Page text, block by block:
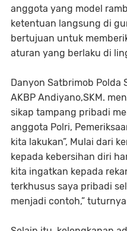
anggota yang model
ketentuan langsung di
bertujuan untuk
aturan yang berlaku di
Danyon Satbrimob Polda
AKBP Andiyano,SKM.
sikap tampang pribadi
anggota Polri,
kita lakukan”, Mulai dari
kepada kebersihan diri
kita ingatkan kepada
terkhusus saya pribadi
menjadi contoh,”